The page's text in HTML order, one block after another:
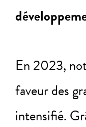
En 2023,
faveur des
intensifié.